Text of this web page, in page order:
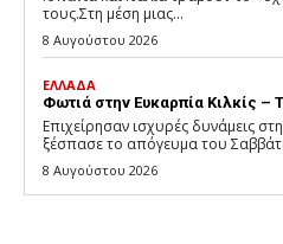
τους.Στη μέση μιας...
8 Αυγούστου 2026
ΕΛΛΑΔΑ
Φωτιά στην Ευκαρπία Κιλκίς –
Επιχείρησαν ισχυρές δυνάμεις
ξέσπασε το απόγευμα του
8 Αυγούστου 2026